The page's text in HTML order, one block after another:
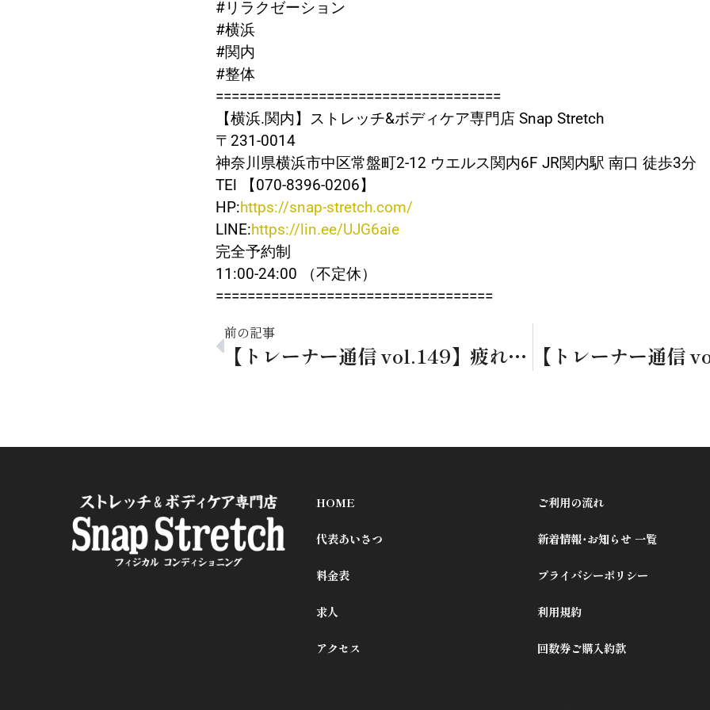
#リラクゼーション
#横浜
#関内
#整体
====================================
【横浜.関内】ストレッチ&ボディケア専門店 Snap Stretch
〒231-0014
神奈川県横浜市中区常盤町2-12 ウエルス関内6F JR関内駅 南口 徒歩3分
TEl 【070-8396-0206】
HP:https://snap-stretch.com/
LINE:https://lin.ee/UJG6aie
完全予約制
11:00-24:00 （不定休）
===================================
前の記事
【トレーナー通信 vol.149】疲れの放置は禁物！動ける体を取り戻す為の3つの習慣
HOME
代表あいさつ
料金表
求人
アクセス
ご利用の流れ
新着情報･お知らせ 一覧
プライバシーポリシー
利用規約
回数券ご購入約款